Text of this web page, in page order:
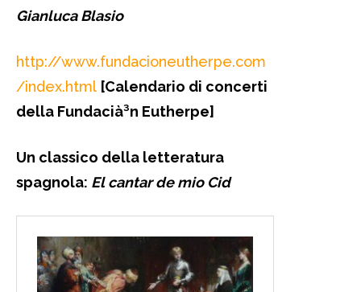
Gianluca Blasio
http://www.fundacioneutherpe.com
/index.html [Calendario di concerti
della Fundacià³n Eutherpe]
Un classico della letteratura
spagnola: El cantar de mio Cid